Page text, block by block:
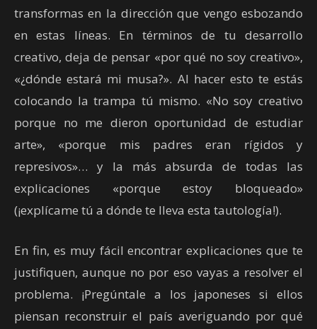
transformas en la dirección que vengo esbozando
en estas líneas. En términos de tu desarrollo
creativo, deja de pensar «por qué no soy creativo»,
«¿dónde estará mi musa?». Al hacer esto te estás
colocando la trampa tú mismo. «No soy creativo
porque no me dieron oportunidad de estudiar
arte», «porque mis padres eran rígidos y
represivos»… y la más absurda de todas las
explicaciones «porque estoy bloqueado»
(¡explícame tú a dónde te lleva esta tautología!).
En fin, es muy fácil encontrar explicaciones que te
justifiquen, aunque no por eso vayas a resolver el
problema. ¡Pregúntale a los japoneses si ellos
piensan reconstruir el país averiguando por qué